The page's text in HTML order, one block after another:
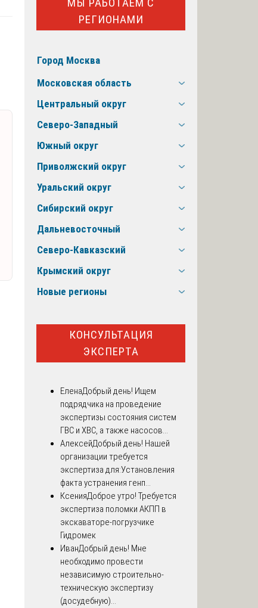
РЕГИОНАМИ
Город Москва
Московская область
Центральный округ
Северо-Западный
Южный округ
Приволжский округ
Уральский округ
Сибирский округ
Дальневосточный
Северо-Кавказский
Крымский округ
Новые регионы
КОНСУЛЬТАЦИЯ
ЭКСПЕРТА
ЕленаДобрый день! Ищем
подрядчика на проведение
экспертизы состояния систем
ГВС и ХВС, а также насосов...
АлексейДобрый день! Нашей
организации требуется
экспертиза для:Установления
факта устранения генп...
КсенияДоброе утро! Требуется
экспертиза поломки АКПП в
экскаваторе-погрузчике
Гидромек
ИванДобрый день! Мне
необходимо провести
независимую строительно-
техническую экспертизу
(досудебную)...